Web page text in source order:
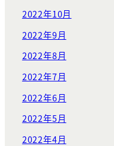
2022年10月
2022年9月
2022年8月
2022年7月
2022年6月
2022年5月
2022年4月